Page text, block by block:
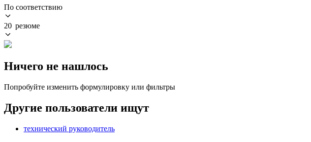
По соответствию
20 резюме
Ничего не нашлось
Попробуйте изменить формулировку или фильтры
Другие пользователи ищут
технический руководитель